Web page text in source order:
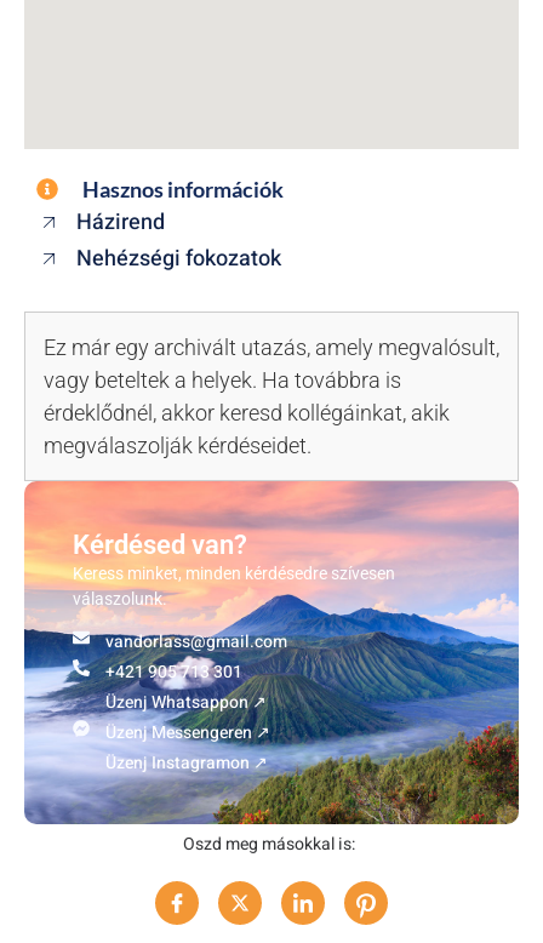
Hasznos információk
Házirend
Nehézségi fokozatok
Ez már egy archivált utazás, amely megvalósult,
vagy beteltek a helyek. Ha továbbra is
érdeklődnél, akkor keresd kollégáinkat, akik
megválaszolják kérdéseidet.
Kérdésed van?
Keress minket, minden kérdésedre szívesen
válaszolunk.
vandorlass@gmail.com
+421 905 713 301
Üzenj Whatsappon ↗
Üzenj Messengeren ↗
Üzenj Instagramon ↗
Oszd meg másokkal is: